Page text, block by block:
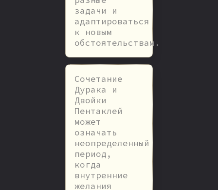
задачи и
адаптироваться
к новым
обстоятельствам.
Сочетание
Дурака и
Двойки
Пентаклей
может
означать
неопределенный
период,
когда
внутренние
желания